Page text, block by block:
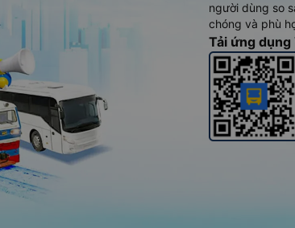
người dùng so
chóng và phù
Tải ứng